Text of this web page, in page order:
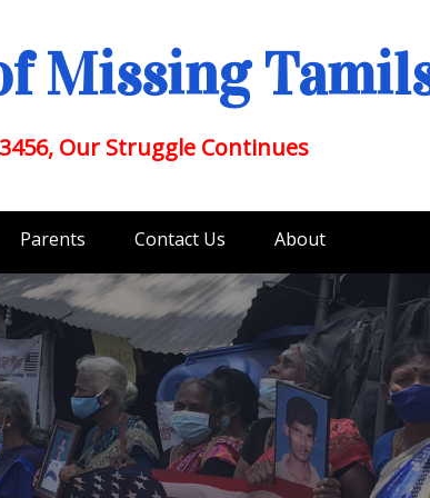
Missing
Our Struggle Continues
Parents Contact Us About